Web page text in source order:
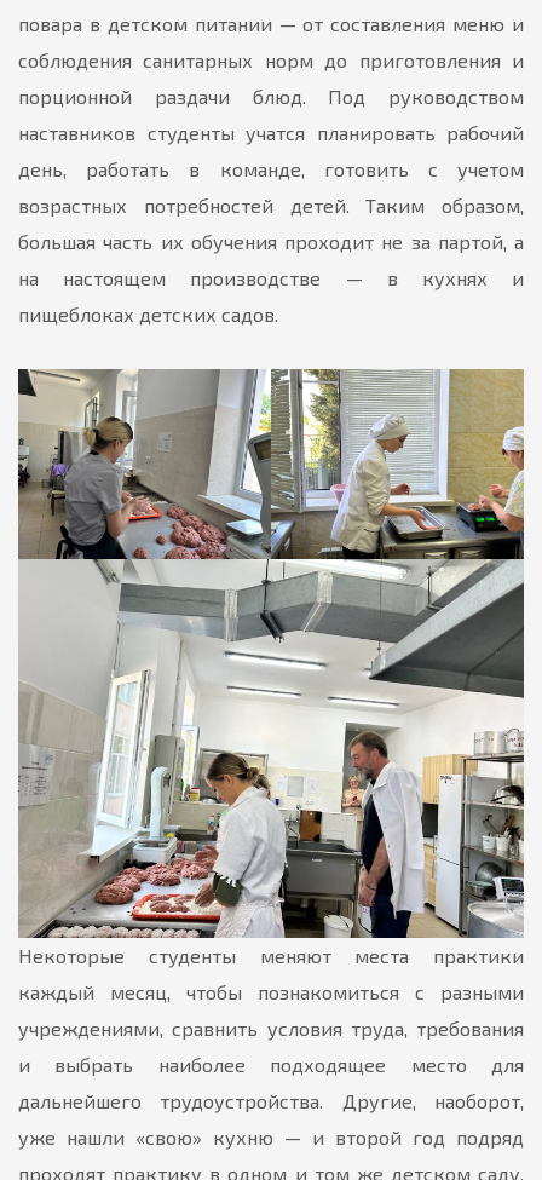
повара в детском питании — от составления меню и
соблюдения санитарных норм до приготовления и
порционной раздачи блюд. Под руководством
наставников студенты учатся планировать рабочий
день, работать в команде, готовить с учетом
возрастных потребностей детей. Таким образом,
большая часть их обучения проходит не за партой, а
на настоящем производстве — в кухнях и
пищеблоках детских садов.
Некоторые студенты меняют места практики
каждый месяц, чтобы познакомиться с разными
учреждениями, сравнить условия труда, требования
и выбрать наиболее подходящее место для
дальнейшего трудоустройства. Другие, наоборот,
уже нашли «свою» кухню — и второй год подряд
проходят практику в одном и том же детском саду,